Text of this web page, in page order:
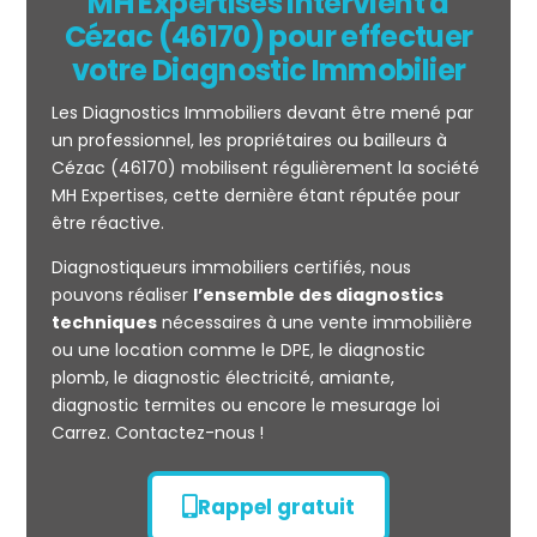
Mesurage
CARREZ
Cézac (46170) pour effectuer
votre Diagnostic Immobilier
Les Diagnostics Immobiliers devant être mené par
un professionnel, les propriétaires ou bailleurs à
Cézac (46170) mobilisent régulièrement la société
MH Expertises, cette dernière étant réputée pour
être réactive.
Diagnostiqueurs immobiliers certifiés, nous
pouvons réaliser l’ensemble des diagnostics
techniquesnécessaires à une vente immobilière
ou une location comme le DPE, le diagnostic
plomb, le diagnostic électricité, amiante,
diagnostic termites ou encore le mesurage loi
Carrez. Contactez-nous !
Rappel gratuit